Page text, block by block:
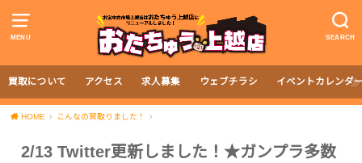
MENU SEARCH
買取について アクセス 求人募集 ウェブチラシ イベントカレンダ
HOME こんなの買取りました！
2/13 Twitter更新しました！★ガンプラ多数